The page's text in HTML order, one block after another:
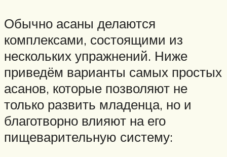
Обычно асаны делаются
комплексами, состоящими из
нескольких упражнений. Ниже
приведём варианты самых простых
асанов, которые позволяют не
только развить младенца, но и
благотворно влияют на его
пищеварительную систему: